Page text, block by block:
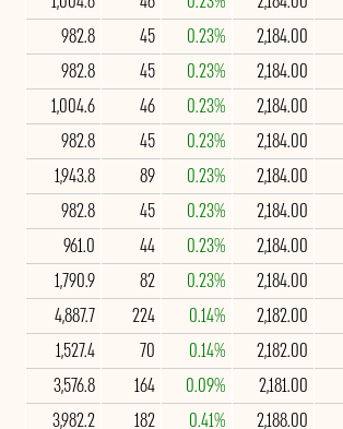
2,184.00
0.23%
45
982.8
2,184.00
0.23%
45
982.8
2,184.00
0.23%
46
1,004.6
2,184.00
0.23%
45
982.8
2,184.00
0.23%
89
1,943.8
2,184.00
0.23%
45
982.8
2,184.00
0.23%
44
961.0
2,184.00
0.23%
82
1,790.9
2,182.00
0.14%
224
4,887.7
2,182.00
0.14%
70
1,527.4
2,181.00
0.09%
164
3,576.8
2,188.00
0.41%
182
3,982.2